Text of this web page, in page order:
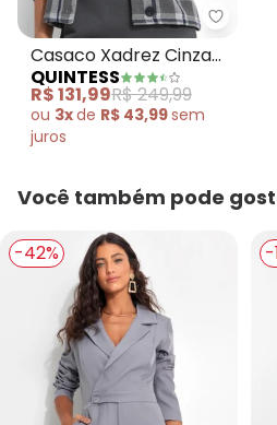
Casaco Xadrez Cinza
em Tweed
QUINTESS
R$ 131,99R$ 249,99
ou 3xde R$ 43,99sem
juros
Você também pode
-42% -